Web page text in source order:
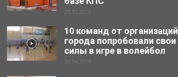
23.12.2019
10 команд от организаций
города попробовали свои
силы в игре в волейбол
30.04.2019